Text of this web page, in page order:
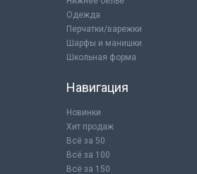
Одежда
Перчатки/варежки
Шарфы и манишки
Школьная форма
Навигация
Новинки
Хит продаж
Всё за 50
Всё за 100
Всё за 150